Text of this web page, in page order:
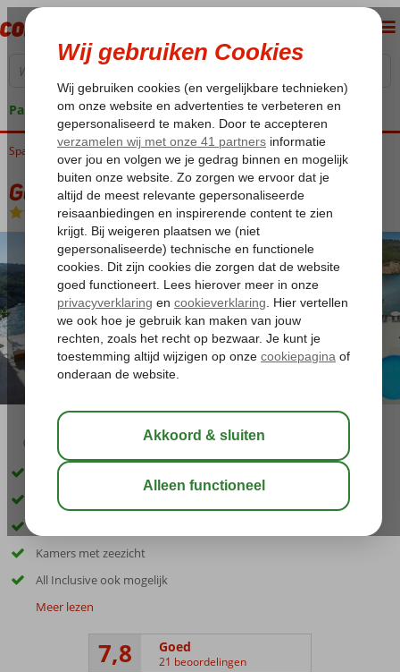
Pakketgarantie
Home
Spanje Balearen Ibiza Port de San Miguel Galeon
Galeon
Halfpension- Hotel
02:45 aug 29°C
Ideaal voor gezinnen en koppels
Prachtig uitzicht over de baai van San Miguel
Kamers met zeezicht
All Inclusive ook mogelijk
Meer lezen
7,8 Goed
21 beoordelingen